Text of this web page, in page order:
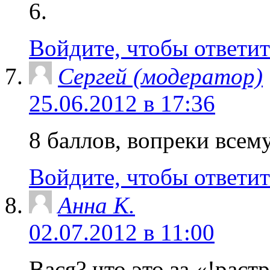
6.
Войдите, чтобы
Сергей (модератор)
25.06.2012 в 17:36
8 баллов, вопреки
Войдите, чтобы
Анна K.
02.07.2012 в 11:00